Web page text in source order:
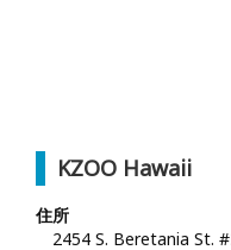
KZOO Hawaii
住所
2454 S. Beretania St.